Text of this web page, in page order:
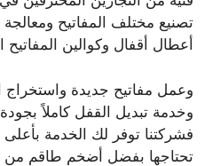
تصنيع مختلف المفاتيح
أعطال أقفال وكوالين المفاتيح
وعمل مفاتيح جديدة واستخراج
وخدمة تبديل القفل كاملاً
فشركتنا توفر لك الخدمة
تحتاجها بفضل أضخم طاقم من